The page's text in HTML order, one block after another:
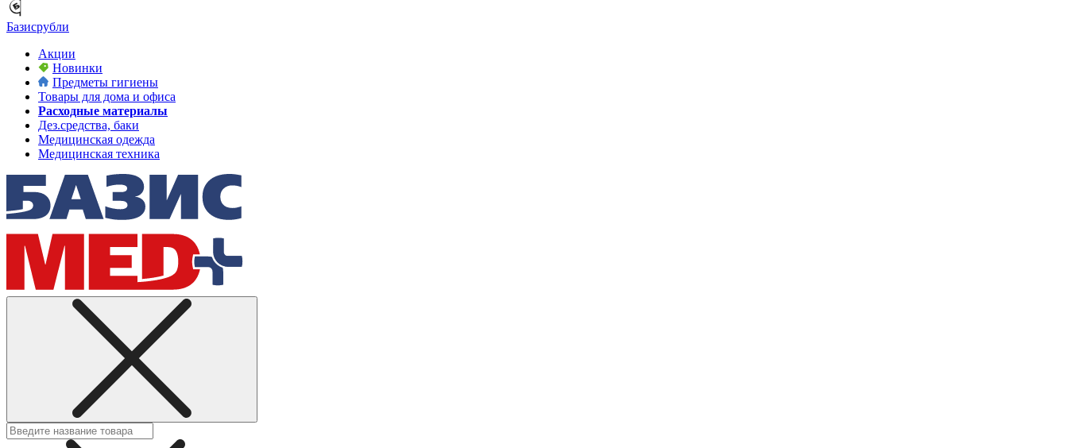
Базисрубли
Акции
Новинки
Предметы гигиены
Товары для дома и офиса
Расходные материалы
Дез.средства, баки
Медицинская одежда
Медицинская техника